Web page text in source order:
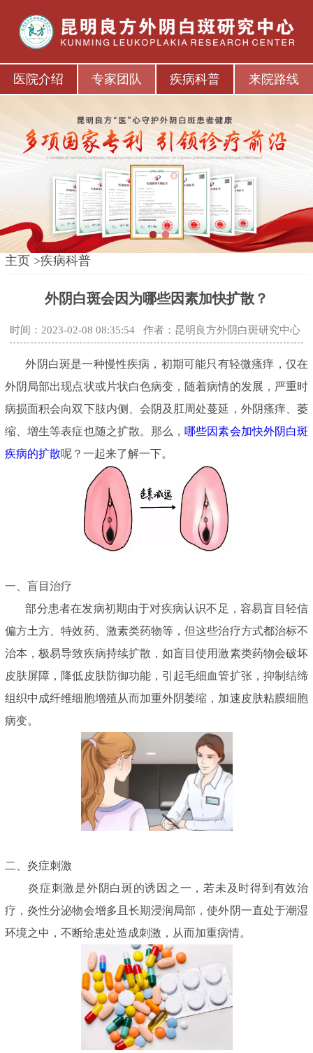
医院介绍 专家团队 疾病科普 来院路线
主页 >疾病科普
外阴白斑会因为哪些因素加快扩散？
时间：2023-02-08 08:35:54 作者：昆明良方外阴白斑研究中心
外阴白斑是一种慢性疾病，初期可能只有轻微瘙痒，仅在
外阴局部出现点状或片状白色病变，随着病情的发展，严重时
病损面积会向双下肢内侧、会阴及肛周处蔓延，外阴瘙痒、萎
缩、增生等表症也随之扩散。那么， 哪些因素会加快外阴白斑
疾病的扩散呢？一起来了解一下。
一、盲目治疗
部分患者在发病初期由于对疾病认识不足，容易盲目轻信
偏方土方、特效药、激素类药物等，但这些治疗方式都治标不
治本，极易导致疾病持续扩散，如盲目使用激素类药物会破坏
皮肤屏障，降低皮肤防御功能，引起毛细血管扩张，抑制结缔
组织中成纤维细胞增殖从而加重外阴萎缩，加速皮肤粘膜细胞
病变。
二、炎症刺激
炎症刺激是外阴白斑的诱因之一，若未及时得到有效治
疗，炎性分泌物会增多且长期浸润局部，使外阴一直处于潮湿
环境之中，不断给患处造成刺激，从而加重病情。